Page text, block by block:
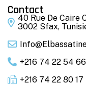
Contact
40 Rue De Caire
3002 Sfax,
+216 74 22 54 66
+216 74 22 80 17